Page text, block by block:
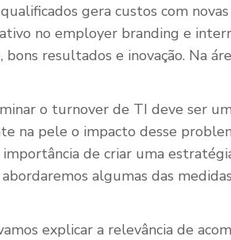
gera custos com
no employer branding e
bons resultados e inovação. Na
o turnover de TI deve ser
na pele o impacto desse
de criar uma
algumas das
explicar a relevância de